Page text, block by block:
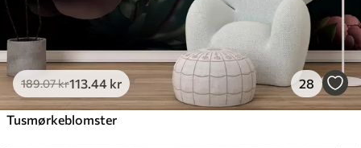
189.07kr113 .44 kr 28
Tusmørkeblomster